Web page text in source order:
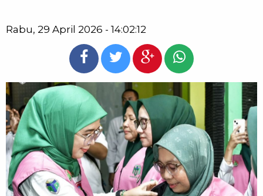
Rabu, 29 April 2026 - 14:02:12